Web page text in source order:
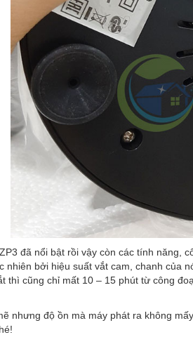
đã nổi bật rồi vậy còn các tính năng,
nhiên bởi hiệu suất vắt cam, chanh của
thì cũng chỉ mất 10 – 15 phút từ công
nhưng độ ồn mà máy phát ra không